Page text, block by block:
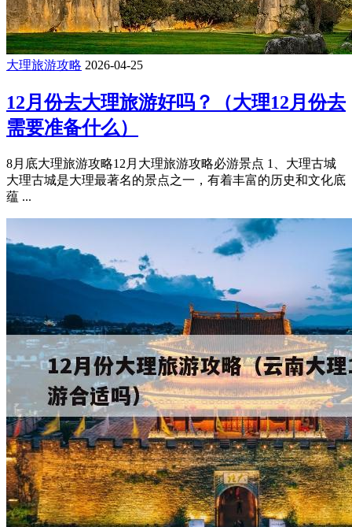
大理旅游攻略 2026-04-25
12月份去大理旅游好吗？（大理12月份去
需要准备什么）
8月底大理旅游攻略12月大理旅游攻略必游景点 1、大理古城
大理古城是大理最著名的景点之一，有着丰富的历史和文化底
蕴 ...